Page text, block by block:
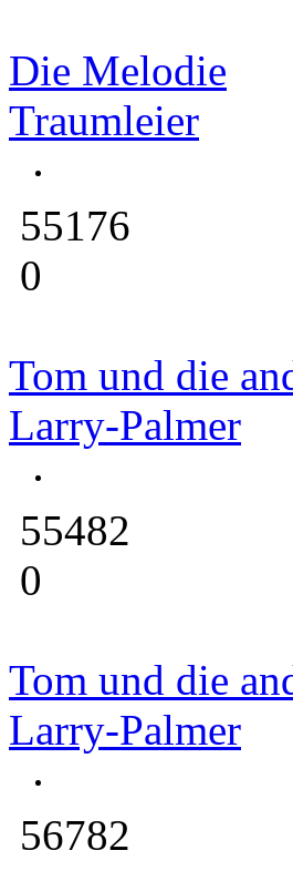
Die Melodie
Traumleier
55176
0
Tom und die
Larry-Palmer
55482
0
Tom und die
Larry-Palmer
56782